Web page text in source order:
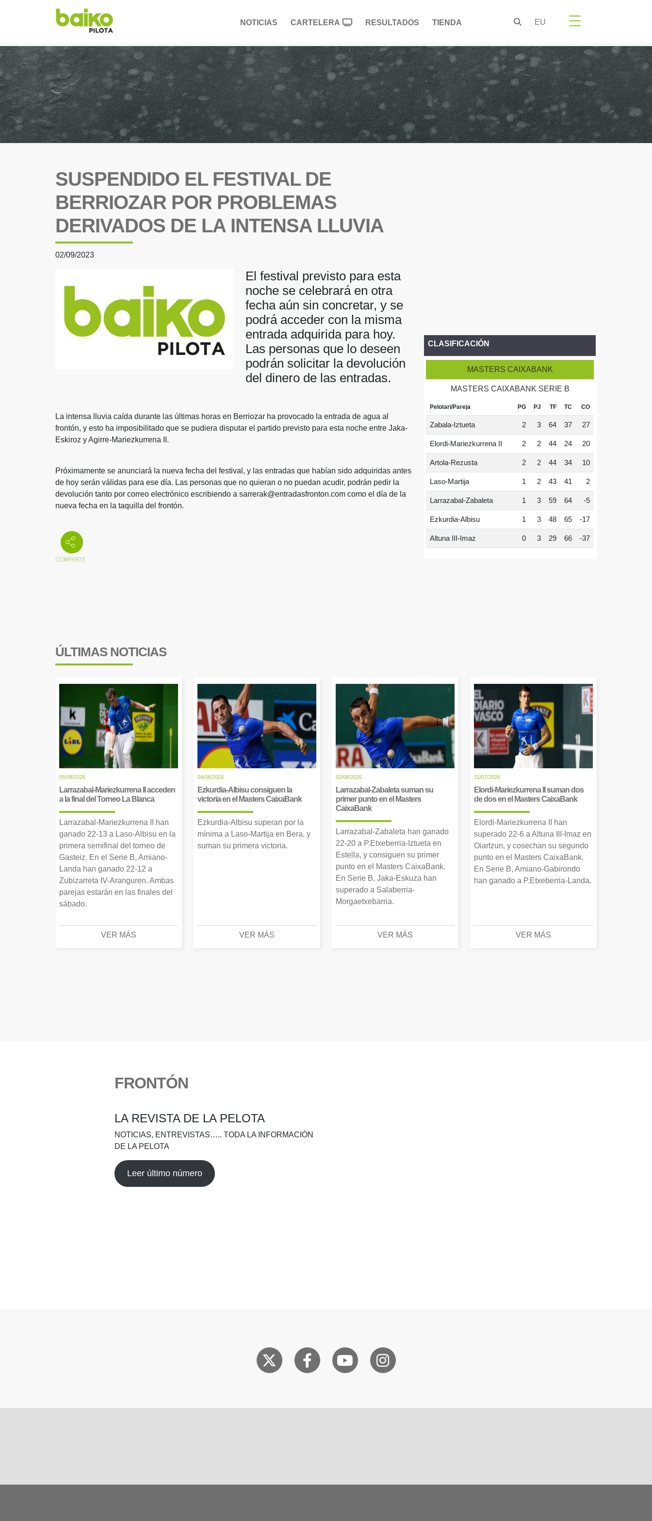
NOTICIAS CARTELERA RESULTADOS TIENDA EU
SUSPENDIDO EL FESTIVAL DE
BERRIOZAR POR PROBLEMAS
DERIVADOS DE LA INTENSA LLUVIA
02/09/2023
El festival previsto para esta
noche se celebrará en otra
fecha aún sin concretar, y se
podrá acceder con la misma
entrada adquirida para hoy.
Las personas que lo deseen
podrán solicitar la devolución
del dinero de las entradas.
La intensa lluvia caída durante las últimas horas en Berriozar ha provocado la entrada de agua al
frontón, y esto ha imposibilitado que se pudiera disputar el partido previsto para esta noche entre Jaka-
Eskiroz y Agirre-Mariezkurrena II.
Próximamente se anunciará la nueva fecha del festival, y las entradas que habían sido adquiridas antes
de hoy serán válidas para ese día. Las personas que no quieran o no puedan acudir, podrán pedir la
devolución tanto por correo electrónico escribiendo a sarrerak@entradasfronton.com como el día de la
nueva fecha en la taquilla del frontón.
CLASIFICACIÓN
MASTERS CAIXABANK
MASTERS CAIXABANK SERIE B
Pelotari/Pareja PG PJ TF TC CO
Zabala-Iztueta 2 3 64 37 27
Elordi-Mariezkurrena II 2 2 44 24 20
Artola-Rezusta 2 2 44 34 10
Laso-Martija 1 2 43 41 2
Larrazabal-Zabaleta 1 3 59 64 -5
Ezkurdia-Albisu 1 3 48 65 -17
Altuna III-Imaz 0 3 29 66 -37
ÚLTIMAS NOTICIAS
05/08/2026
Larrazabal-Mariezkurrena II acceden
a la final del Torneo La Blanca
Larrazabal-Mariezkurrena II han
ganado 22-13 a Laso-Albisu en la
primera semifinal del torneo de
Gasteiz. En el Serie B, Amiano-
Landa han ganado 22-12 a
Zubizarreta IV-Aranguren. Ambas
parejas estarán en las finales del
sábado.
VER MÁS
04/08/2026
Ezkurdia-Albisu consiguen la
victoria en el Masters CaixaBank
Ezkurdia-Albisu superan por la
mínima a Laso-Martija en Bera, y
suman su primera victoria.
VER MÁS
02/08/2026
Larrazabal-Zabaleta suman su
primer punto en el Masters
CaixaBank
Larrazabal-Zabaleta han ganado
22-20 a P.Etxeberria-Iztueta en
Estella, y consiguen su primer
punto en el Masters CaixaBank.
En Serie B, Jaka-Eskuza han
superado a Salaberria-
Morgaetxebarria.
VER MÁS
31/07/2026
Elordi-Mariezkurrena II suman dos
de dos en el Masters CaixaBank
Elordi-Mariezkurrena II han
superado 22-6 a Altuna III-Imaz en
Oiartzun, y cosechan su segundo
punto en el Masters CaixaBank.
En Serie B, Amiano-Gabirondo
han ganado a P.Etxeberria-Landa.
VER MÁS
FRONTÓN
LA REVISTA DE LA PELOTA
NOTICIAS, ENTREVISTAS….. TODA LA INFORMACIÓN
DE LA PELOTA
Leer último número